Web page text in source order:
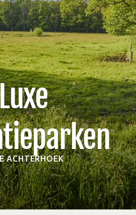
ACHTERHOEK